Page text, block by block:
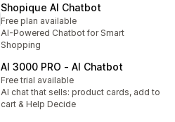
Shopique AI Chatbot
Free plan available
AI-Powered Chatbot for Smart
Shopping
AI 3000 PRO ‑ AI Chatbot
Free trial available
AI chat that sells: product cards, add to
cart & Help Decide